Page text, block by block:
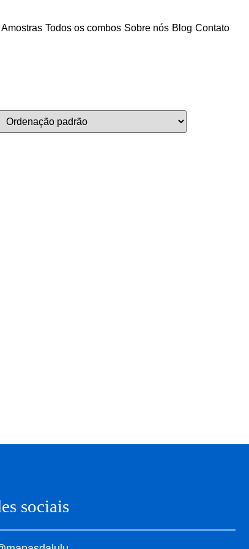
Amostras Todos os combos Sobre nós Blog Contato
sociais